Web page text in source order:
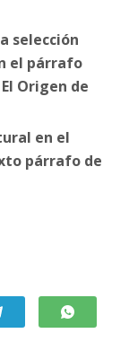
selección
el párrafo
Origen de
en el
párrafo de